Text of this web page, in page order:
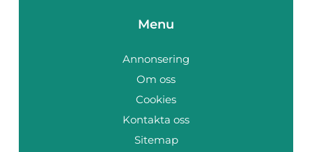
Menu
Annonsering
Om oss
Cookies
Kontakta oss
Sitemap